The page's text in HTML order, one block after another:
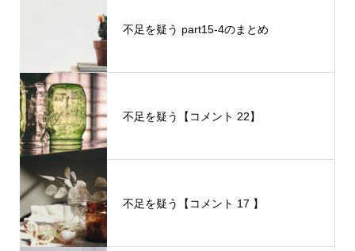
不足を疑う part15-4のまとめ
不足を疑う【コメント 22】
不足を疑う【コメント 17 】